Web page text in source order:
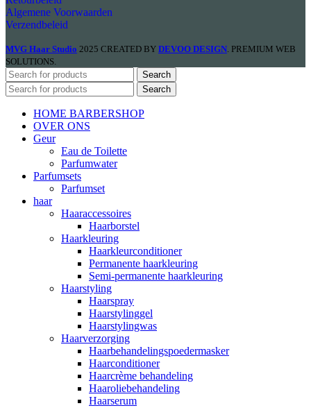
Algemene Voorwaarden
Verzendbeleid
MVG Haar Studio 2025 CREATED BY DEVOO DESIGN. PREMIUM WEB
SOLUTIONS.
Search
Search
HOME BARBERSHOP
OVER ONS
Geur
Eau de Toilette
Parfumwater
Parfumsets
Parfumset
haar
Haaraccessoires
Haarborstel
Haarkleuring
Haarkleurconditioner
Permanente haarkleuring
Semi-permanente haarkleuring
Haarstyling
Haarspray
Haarstylinggel
Haarstylingwas
Haarverzorging
Haarbehandelingspoedermasker
Haarconditioner
Haarcrème behandeling
Haaroliebehandeling
Haarserum